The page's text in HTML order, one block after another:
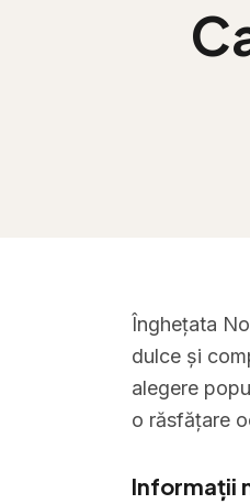
Înghețata
dulce și
alegere
o răsfățare
Informații